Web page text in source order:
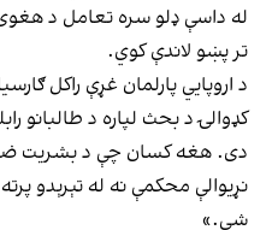
له داسې ډلو سره تعامل د
تر پښو لاندې کوي.
د اروپايي پارلمان غړې راکل
کډوالۍ د بحث لپاره د طالبانو
دی. هغه کسان چې د بشریت ضد
نړیوالې محکمې نه له تېرېدو
شي.»